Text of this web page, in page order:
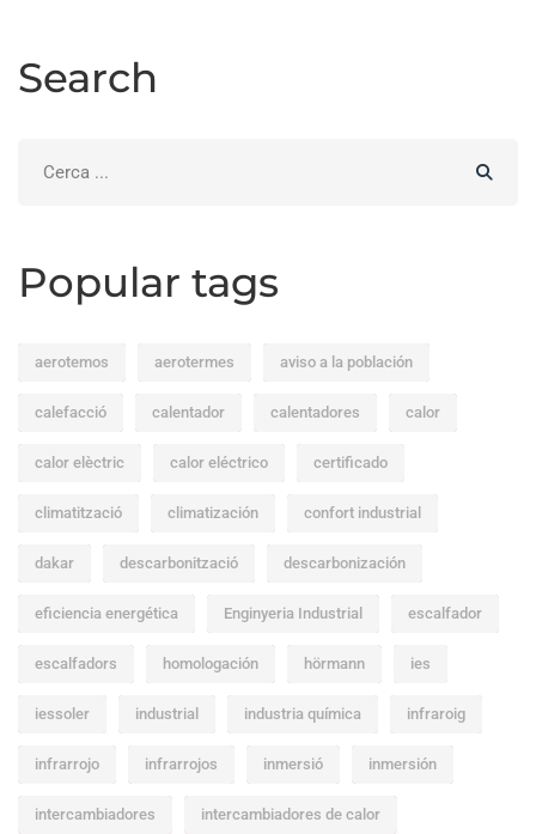
Search
Popular tags
aerotemos aerotermes aviso a la población
calefacció calentador calentadores calor
calor elèctric calor eléctrico certificado
climatització climatización confort industrial
dakar descarbonització descarbonización
eficiencia energética Enginyeria Industrial escalfador
escalfadors homologación hörmann ies
iessoler industrial industria química infraroig
infrarrojo infrarrojos inmersió inmersión
intercambiadores intercambiadores de calor